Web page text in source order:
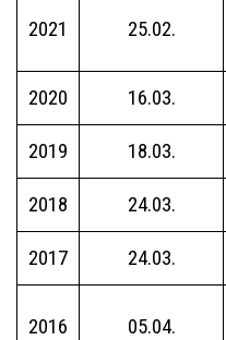
2021 25.02.
2020 16.03.
2019 18.03.
2018 24.03.
2017 24.03.
2016 05.04.